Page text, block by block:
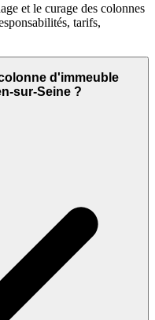
et le curage des colonnes
tarifs,
d'immeuble
sur-Seine ?